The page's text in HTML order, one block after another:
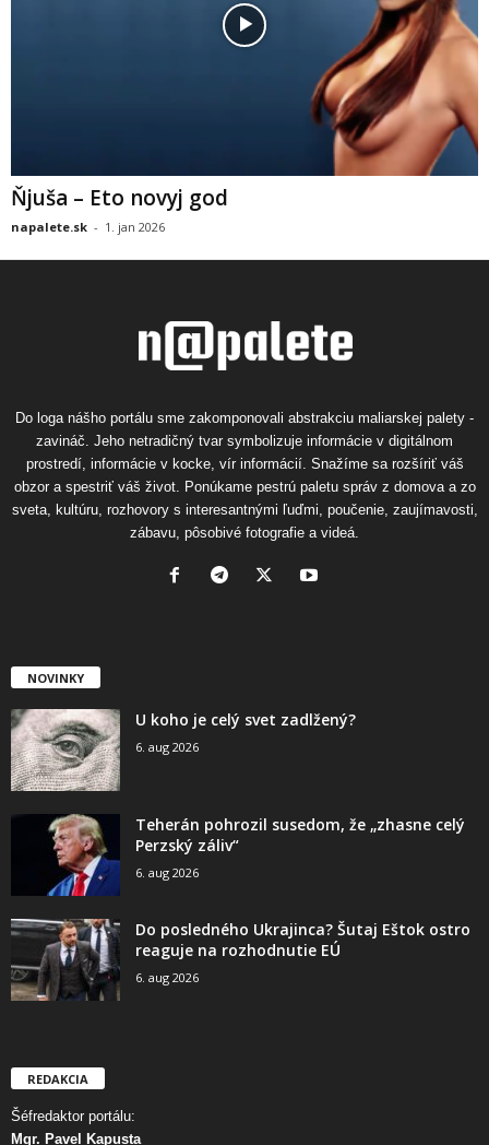
Ňjuša – Eto novyj god
napalete.sk - 1. jan 2026
Do loga nášho portálu sme zakomponovali abstrakciu maliarskej palety -
zavináč. Jeho netradičný tvar symbolizuje informácie v digitálnom
prostredí, informácie v kocke, vír informácií. Snažíme sa rozšíriť váš
obzor a spestriť váš život. Ponúkame pestrú paletu správ z domova a zo
sveta, kultúru, rozhovory s interesantnými ľuďmi, poučenie, zaujímavosti,
zábavu, pôsobivé fotografie a videá.
NOVINKY
U koho je celý svet zadlžený?
6. aug 2026
Teherán pohrozil susedom, že „zhasne celý
Perzský záliv“
6. aug 2026
Do posledného Ukrajinca? Šutaj Eštok ostro
reaguje na rozhodnutie EÚ
6. aug 2026
REDAKCIA
Šéfredaktor portálu:
Mgr. Pavel Kapusta